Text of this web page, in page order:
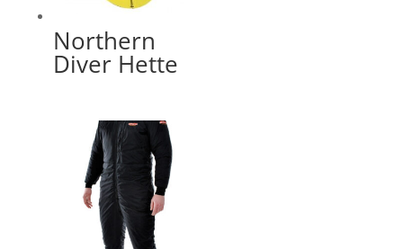
Northern
Diver Hette